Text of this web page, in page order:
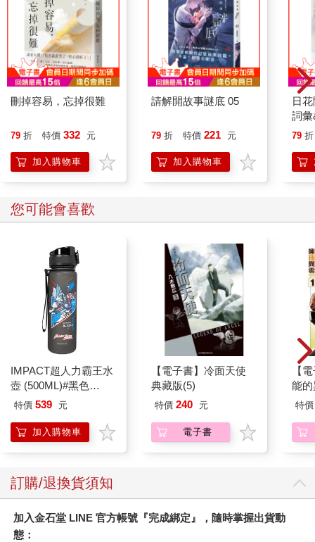
刪掉容易，忘掉很難
79 折 特價 332 元
加入購物車
請解開故事謎底 05
79 折 特價 221 元
加入購物車
日
詞
79 折
您可能會喜歡
IMPACT超人力霸王水
壺 (500ML)#黑色
IMUTB01BK
特價 539 元
加入購物車
【電子書】冷面天使
典藏版(5)
特價 240 元
電子書
【
能
(1)
特價
訂購/退換貨須知
加入金石堂 LINE 官方帳號『完成綁定』，隨時掌握出貨動
態：